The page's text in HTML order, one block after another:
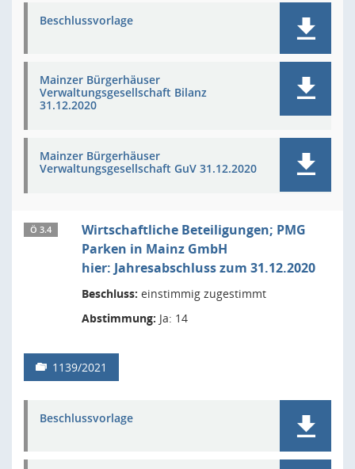
Beschlussvorlage
Mainzer Bürgerhäuser
Verwaltungsgesellschaft Bilanz
31.12.2020
Mainzer Bürgerhäuser
Verwaltungsgesellschaft GuV 31.12.2020
Ö 3.4
Wirtschaftliche Beteiligungen; PMG
Parken in Mainz GmbH
hier: Jahresabschluss zum 31.12.2020
Beschluss: einstimmig zugestimmt
Abstimmung: Ja: 14
1139/2021
Beschlussvorlage